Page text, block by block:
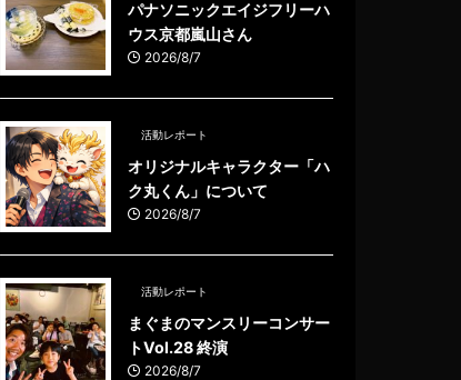
パナソニックエイジフリーハ
ウス京都嵐山さん
2026/8/7
活動レポート
オリジナルキャラクター「ハ
ク丸くん」について
2026/8/7
活動レポート
まぐまのマンスリーコンサー
トVol.28 終演
2026/8/7